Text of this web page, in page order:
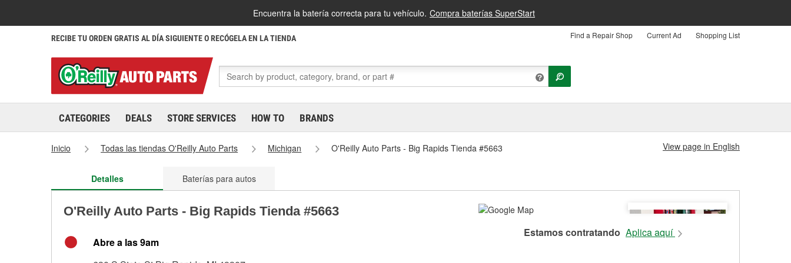
Encuentra la batería correcta para tu vehículo. Compra baterías SuperStart
RECIBE TU ORDEN GRATIS AL DÍA SIGUIENTE O RECÓGELA EN LA TIENDA Find a Repair Shop Current Ad Shopping List
CATEGORIES DEALS STORE SERVICES HOW TO BRANDS
Inicio Todas las tiendas O'Reilly Auto Parts Michigan O'Reilly Auto Parts - Big Rapids Tienda #5663 View page in English
Detalles Baterías para autos
O'Reilly Auto Parts - Big Rapids Tienda #5663
Abre a las 9am
Estamos contratando Aplica aquí